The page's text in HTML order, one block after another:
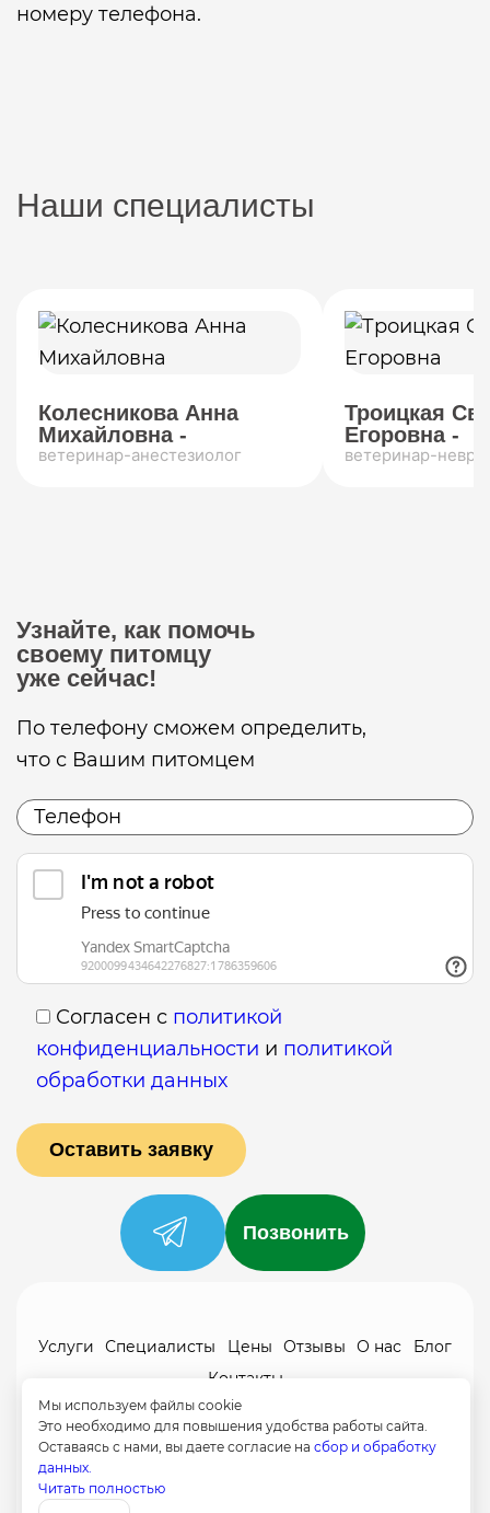
номеру телефона.
Наши специалисты
Колесникова Анна
Михайловна -
ветеринар-анестезиолог
Троицкая
Егоровна -
ветеринар-
Узнайте, как помочь
своему питомцу
уже сейчас!
По телефону сможем определить,
что с Вашим питомцем
Согласен с политикой
конфиденциальности и политикой
обработки данных
Мы используем файлы cookie
Это необходимо для повышения удобства работы сайта.
Оставаясь с нами, вы даете согласие на сбор и обработку
данных.
Читать полностью
Позвонить
Услуги Специалисты Цены Отзывы О нас
Блог
Контакты
Политика конфиденциальности
Согласие на обработку
8 (499) 113-80-28